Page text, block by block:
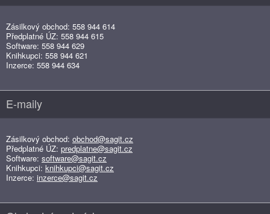
Zásilkový obchod: 558 944 614
Předplatné ÚZ: 558 944 615
Software: 558 944 629
Knihkupci: 558 944 621
Inzerce: 558 944 634
E-maily
Zásilkový obchod: obchod@sagit.cz
Předplatné ÚZ: predplatne@sagit.cz
Software: software@sagit.cz
Knihkupci: knihkupci@sagit.cz
Inzerce: inzerce@sagit.cz